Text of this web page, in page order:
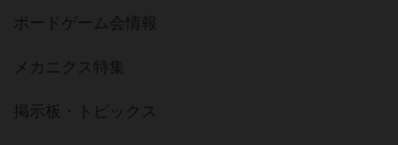
ボードゲーム会情報
メカニクス特集
掲示板・トピックス